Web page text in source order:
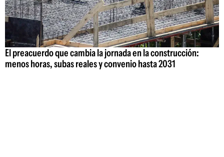
El preacuerdo que cambia la jornada en la construcción:
menos horas, subas reales y convenio hasta 2031